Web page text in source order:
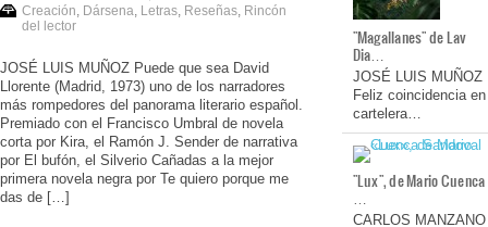
Creación, Dársena, Letras, Reseñas, Rincón
del lector
JOSÉ LUIS MUÑOZ Puede que sea David
Llorente (Madrid, 1973) uno de los narradores
más rompedores del panorama literario español.
Premiado con el Francisco Umbral de novela
corta por Kira, el Ramón J. Sender de narrativa
por El bufón, el Silverio Cañadas a la mejor
primera novela negra por Te quiero porque me
das de […]
"Magallanes" de Lav
Dia…
JOSÉ LUIS MUÑOZ
Feliz coincidencia en
cartelera…
"Lux", de Mario Cuenca
…
CARLOS MANZANO